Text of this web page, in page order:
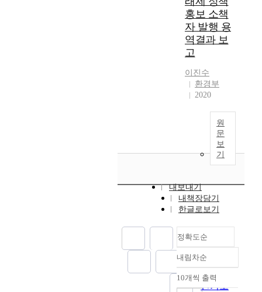
홍보 소책
자 발행 용
역결과 보
고
이진수
환경부
2020
원
문
보
기
내보내기
내책장담기
한글로보기
정확도순
정확도
순
인기도
내림차순
내림차순
10개씩 출력